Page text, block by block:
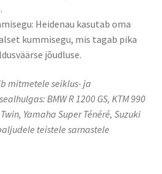
Heidenau kasutab oma
kummisegu, mis tagab pika
jõudluse.​
mitmetele seiklus- ja
BMW R 1200 GS, KTM 990
Yamaha Super Ténéré, Suzuki
teistele sarnastele